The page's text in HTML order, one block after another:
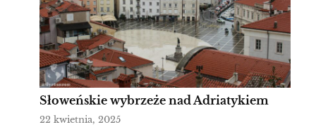
Słoweńskie wybrzeże nad Adriatykiem
22 kwietnia, 2025